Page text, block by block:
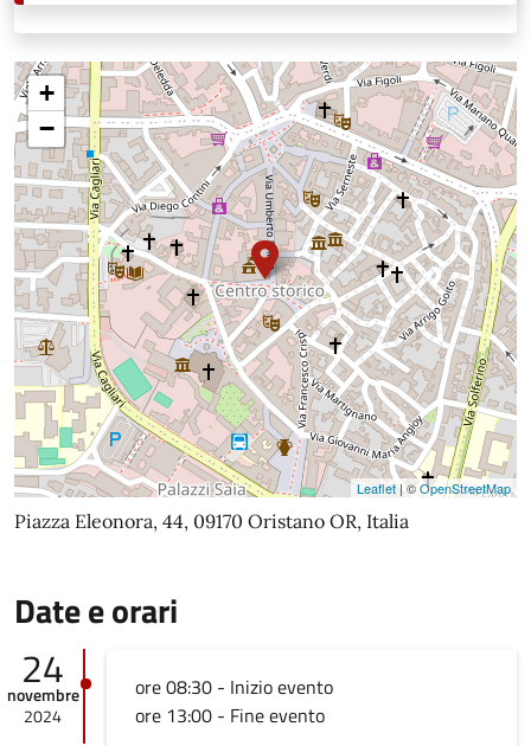
+
−
Leaflet| ©OpenStreetMap
Piazza Eleonora, 44, 09170 Oristano OR, Italia
Date e orari
24
novembre
2024
ore 08:30 - Inizio evento
ore 13:00 - Fine evento